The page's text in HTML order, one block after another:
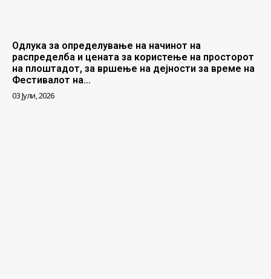
Одлука за определување на начинот на
распределба и цената за користење на просторот
на плоштадот, за вршење на дејности за време на
Фестивалот на...
03 Јули, 2026